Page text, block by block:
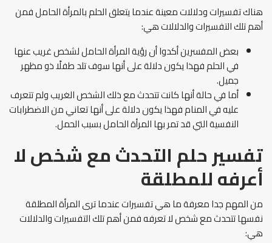
هناك تفسيرات ودلالات معينة عندما يتعلق الحلم بالمرأة الحامل فمن
أهم تلك التفسيرات والدلالات هي:
بعض المفسرين أكدوا أن رؤية المرأة الحامل لشخص غريب عنها
في الحلم فهذا يكون دلالة على أنها سوف تلد طفلًا ذو مظهر
جميل.
أما في حالة أنها كانت تتحدث مع ذلك الشخص الغريب ولم تتعرف
عليه في المنام فهذا يكون دلالة على أنها تعاني من الاضطرابات
النفسية التي قد تمر بها المرأة الحامل بسبب الحمل.
تفسير حلم التحدث مع شخص لا
أعرفه للمطلقة
من المهم جدا معرفة ما هي تفسيرات عندما ترى المرأة المطلقة
نفسها تتحدث مع شخص لا تعرفه فمن أهم تلك التفسيرات والدلالات
هي: